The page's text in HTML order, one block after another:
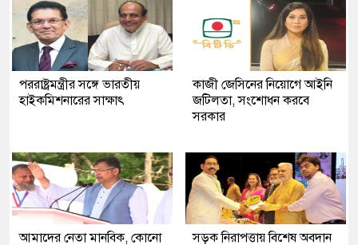
পররাষ্ট্রমন্ত্রীর সঙ্গে ভারতীয়
হাইকমিশনারের সাক্ষাৎ
কাজী জেসিনের নিয়োগে আইনি
জটিলতা, সংশোধন করবে
সরকার
আমাদের নেতা মানবিক, কোনো
সড়ক নিরাপত্তায় বিশেষ অবদান